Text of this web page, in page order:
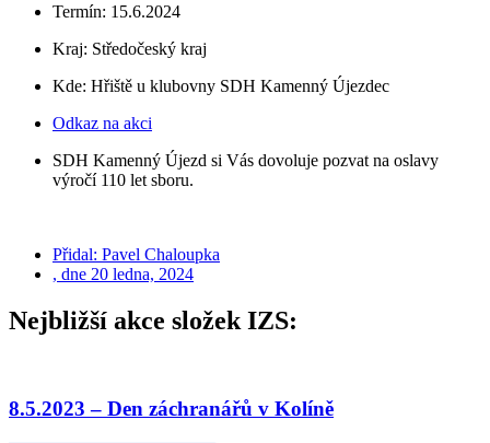
Termín: 15.6.2024
Kraj: Středočeský kraj
Kde: Hřiště u klubovny SDH Kamenný Újezdec
Odkaz na akci
SDH Kamenný Újezd si Vás dovoluje pozvat na oslavy
výročí 110 let sboru.
Přidal: Pavel Chaloupka
, dne 20 ledna, 2024
Nejbližší akce složek IZS:
8.5.2023 – Den záchranářů v Kolíně